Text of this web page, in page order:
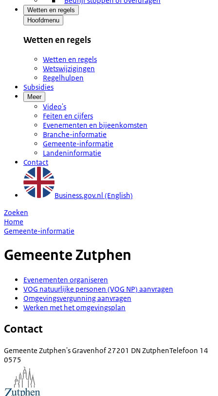
Wetten en regels
Hoofdmenu
Wetten en regels
Wetten en regels
Wetswijzigingen
Regelhulpen
Subsidies
Meer
Video's
Feiten en cijfers
Evenementen en bijeenkomsten
Branche-informatie
Gemeente-informatie
Landeninformatie
Contact
Business.gov.nl (English)
Zoeken
Home
Gemeente-informatie
Gemeente Zutphen
Evenementen organiseren
VOG natuurlijke personen (VOG NP) aanvragen
Omgevingsvergunning aanvragen
Werken met het omgevingsplan
Contact
Gemeente Zutphen's Gravenhof 27201 DN ZutphenTelefoon 14
0575